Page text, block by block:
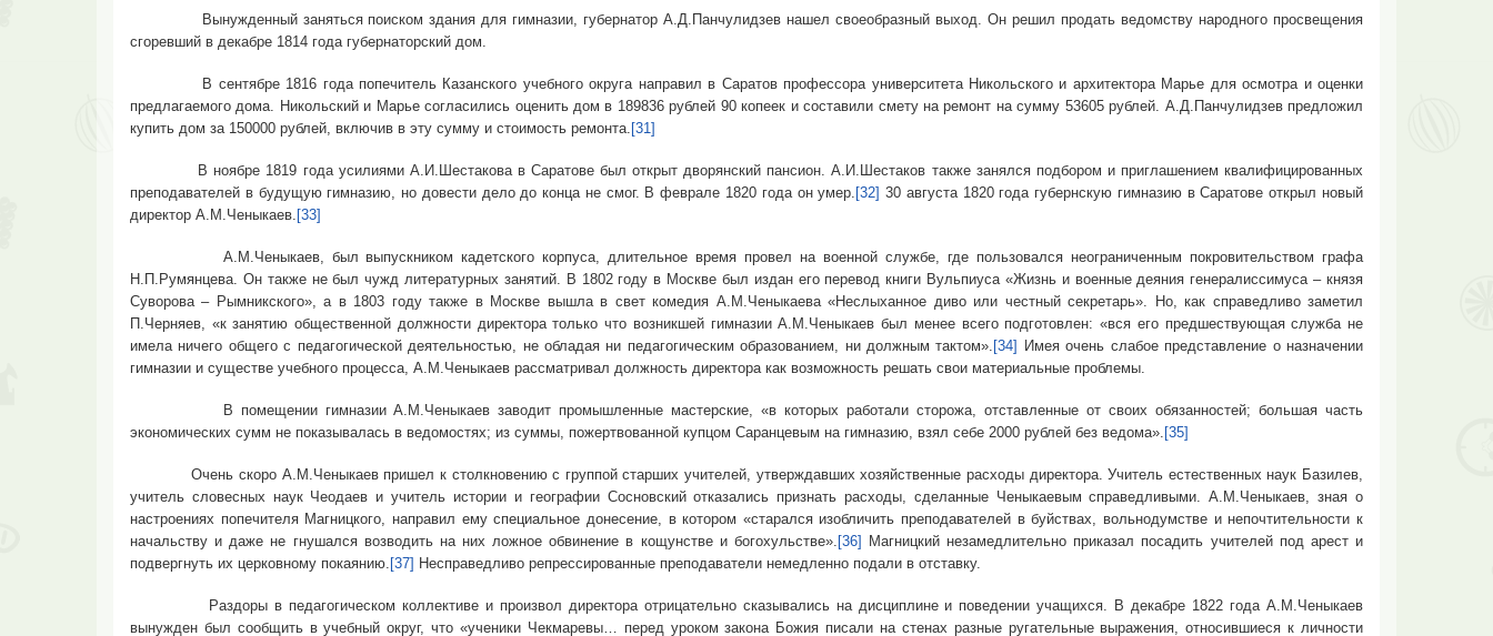
Вынужденный заняться поиском здания для гимназии, губернатор А.Д.Панчулидзев нашел своеобразный выход. Он решил продать ведомству народного просвещения
сгоревший в декабре 1814 года губернаторский дом.
В сентябре 1816 года попечитель Казанского учебного округа направил в Саратов профессора университета Никольского и архитектора Марье для осмотра и оценки
предлагаемого дома. Никольский и Марье согласились оценить дом в 189836 рублей 90 копеек и составили смету на ремонт на сумму 53605 рублей. А.Д.Панчулидзев предложил
купить дом за 150000 рублей, включив в эту сумму и стоимость ремонта. [31]
В ноябре 1819 года усилиями А.И.Шестакова в Саратове был открыт дворянский пансион. А.И.Шестаков также занялся подбором и приглашением квалифицированных
преподавателей в будущую гимназию, но довести дело до конца не смог. В феврале 1820 года он умер. [32] 30 августа 1820 года губернскую гимназию в Саратове открыл новый
директор А.М.Ченыкаев. [33]
А.М.Ченыкаев, был выпускником кадетского корпуса, длительное время провел на военной службе, где пользовался неограниченным покровительством графа
Н.П.Румянцева. Он также не был чужд литературных занятий. В 1802 году в Москве был издан его перевод книги Вульпиуса «Жизнь и военные деяния генералиссимуса – князя
Суворова – Рымникского», а в 1803 году также в Москве вышла в свет комедия А.М.Ченыкаева «Неслыханное диво или честный секретарь». Но, как справедливо заметил
П.Черняев, «к занятию общественной должности директора только что возникшей гимназии А.М.Ченыкаев был менее всего подготовлен: «вся его предшествующая служба не
имела ничего общего с педагогической деятельностью, не обладая ни педагогическим образованием, ни должным тактом». [34]
Имея очень слабое представление о назначении
гимназии и существе учебного процесса, А.М.Ченыкаев рассматривал должность директора как возможность решать свои материальные проблемы.
В помещении гимназии А.М.Ченыкаев заводит промышленные мастерские, «в которых работали сторожа, отставленные от своих обязанностей; большая часть
экономических сумм не показывалась в ведомостях; из суммы, пожертвованной купцом Саранцевым на гимназию, взял себе 2000 рублей без ведома». [35]
Очень скоро А.М.Ченыкаев пришел к столкновению с группой старших учителей, утверждавших хозяйственные расходы директора. Учитель естественных наук Базилев,
учитель словесных наук Чеодаев и учитель истории и географии Сосновский отказались признать расходы, сделанные Ченыкаевым справедливыми. А.М.Ченыкаев, зная о
настроениях попечителя Магницкого, направил ему специальное донесение, в котором «старался изобличить преподавателей в буйствах, вольнодумстве и непочтительности к
начальству и даже не гнушался возводить на них ложное обвинение в кощунстве и богохульстве». [36]
Магницкий незамедлительно приказал посадить учителей под арест и
подвергнуть их церковному покаянию. [37] Несправедливо репрессированные преподаватели немедленно подали в отставку.
Раздоры в педагогическом коллективе и произвол директора отрицательно сказывались на дисциплине и поведении учащихся. В декабре 1822 года А.М.Ченыкаев
вынужден был сообщить в учебный округ, что «ученики Чекмаревы… перед уроком закона Божия писали на стенах разные ругательные выражения, относившиеся к личности